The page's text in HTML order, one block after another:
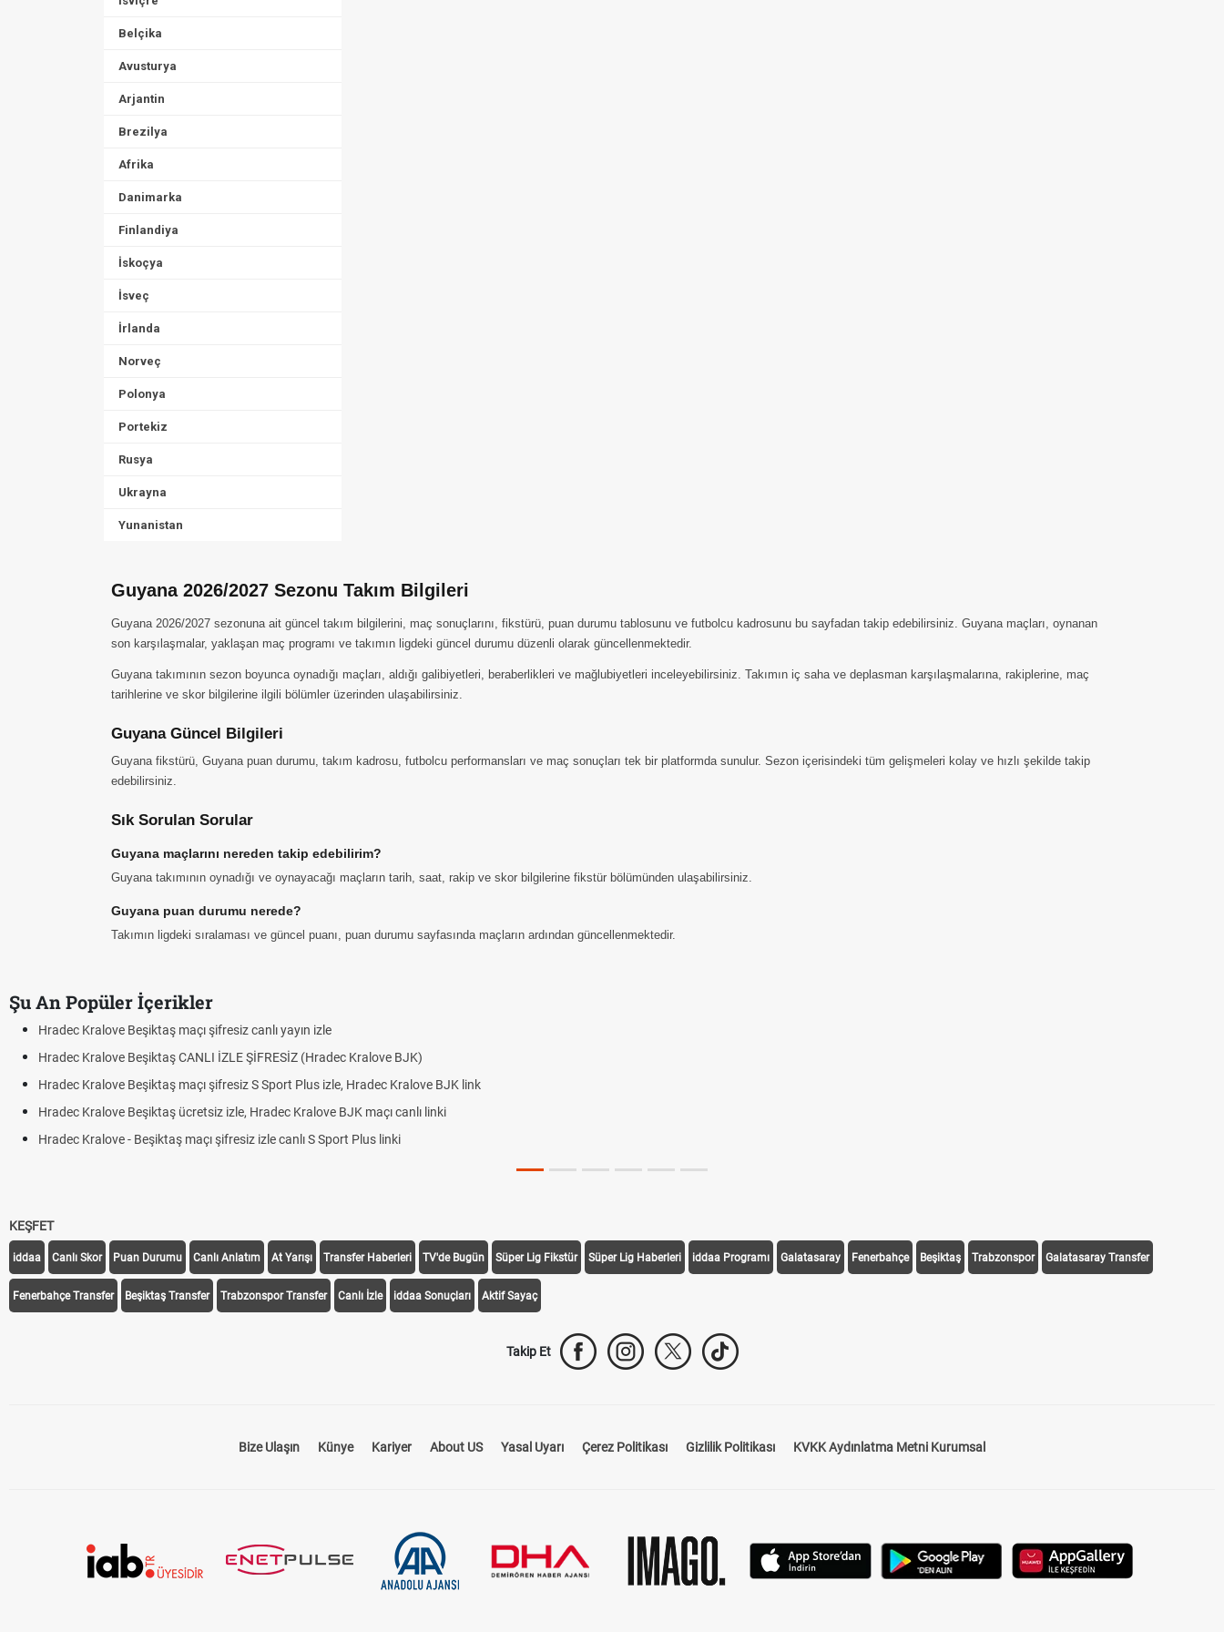
Belçika
Avusturya
Arjantin
Brezilya
Afrika
Danimarka
Finlandiya
İskoçya
İsveç
İrlanda
Norveç
Polonya
Portekiz
Rusya
Ukrayna
Yunanistan
Guyana 2026/2027 Sezonu Takım Bilgileri
Guyana 2026/2027 sezonuna ait güncel takım bilgilerini, maç sonuçlarını, fikstürü, puan durumu tablosunu ve futbolcu kadrosunu bu sayfadan takip edebilirsiniz. Guyana maçları, oynanan
son karşılaşmalar, yaklaşan maç programı ve takımın ligdeki güncel durumu düzenli olarak güncellenmektedir.
Guyana takımının sezon boyunca oynadığı maçları, aldığı galibiyetleri, beraberlikleri ve mağlubiyetleri inceleyebilirsiniz. Takımın iç saha ve deplasman karşılaşmalarına, rakiplerine, maç
tarihlerine ve skor bilgilerine ilgili bölümler üzerinden ulaşabilirsiniz.
Guyana Güncel Bilgileri
Guyana fikstürü, Guyana puan durumu, takım kadrosu, futbolcu performansları ve maç sonuçları tek bir platformda sunulur. Sezon içerisindeki tüm gelişmeleri kolay ve hızlı şekilde takip
edebilirsiniz.
Sık Sorulan Sorular
Guyana maçlarını nereden takip edebilirim?
Guyana takımının oynadığı ve oynayacağı maçların tarih, saat, rakip ve skor bilgilerine fikstür bölümünden ulaşabilirsiniz.
Guyana puan durumu nerede?
Takımın ligdeki sıralaması ve güncel puanı, puan durumu sayfasında maçların ardından güncellenmektedir.
Şu An Popüler İçerikler
Hradec Kralove Beşiktaş maçı şifresiz canlı yayın izle
Hradec Kralove Beşiktaş CANLI İZLE ŞİFRESİZ (Hradec Kralove BJK)
Hradec Kralove Beşiktaş maçı şifresiz S Sport Plus izle, Hradec Kralove BJK link
Hradec Kralove Beşiktaş ücretsiz izle, Hradec Kralove BJK maçı canlı linki
Hradec Kralove - Beşiktaş maçı şifresiz izle canlı S Sport Plus linki
KEŞFET
iddaa Canlı Skor Puan Durumu Canlı Anlatım At Yarışı Transfer Haberleri TV'de Bugün Süper Lig Fikstür Süper Lig Haberleri iddaa Programı Galatasaray Fenerbahçe Beşiktaş Trabzonspor Galatasaray Transfer
Fenerbahçe Transfer Beşiktaş Transfer Trabzonspor Transfer Canlı İzle iddaa Sonuçları Aktif Sayaç
Takip Et
Bize Ulaşın Künye Kariyer About US Yasal Uyarı Çerez Politikası Gizlilik Politikası KVKK Aydınlatma Metni Kurumsal